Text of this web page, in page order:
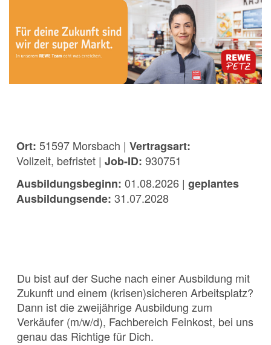
Ort: 51597 Morsbach | Vertragsart:
Vollzeit, befristet | Job-ID: 930751
Ausbildungsbeginn: 01.08.2026 | geplantes
Ausbildungsende: 31.07.2028
Du bist auf der Suche nach einer Ausbildung mit
Zukunft und einem (krisen)sicheren Arbeitsplatz?
Dann ist die zweijährige Ausbildung zum
Verkäufer (m/w/d), Fachbereich Feinkost, bei uns
genau das Richtige für Dich.